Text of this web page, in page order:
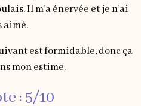
Il m’a énervée et je n’ai
aimé.
est formidable, donc ça
mon estime.
: 5/10